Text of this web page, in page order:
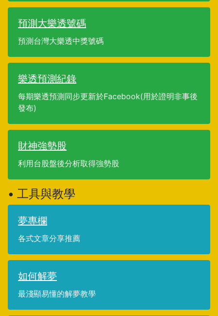
預測大樂透號碼
預測台灣大樂透中獎號碼
樂透預測紀錄
每期樂透預測同步更新於Facebook(用於證明非事後
發布)
財神強勢股
利用台股盤後分析取得強勢股
• 工具與教學
夢專欄
各式文章分享推薦
如何解夢
最淺顯易懂的解夢教學